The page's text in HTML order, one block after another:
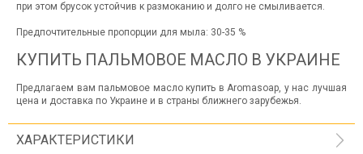
при этом брусок устойчив к размоканию и долго не смыливается.
Предпочтительные пропорции для мыла: 30-35 %
КУПИТЬ ПАЛЬМОВОЕ МАСЛО В УКРАИНЕ
Предлагаем вам пальмовое масло купить в Aromasoap, у нас лучшая
цена и доставка по Украине и в страны ближнего зарубежья.
ХАРАКТЕРИСТИКИ